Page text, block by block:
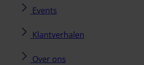
Events
Klantverhalen
Over ons